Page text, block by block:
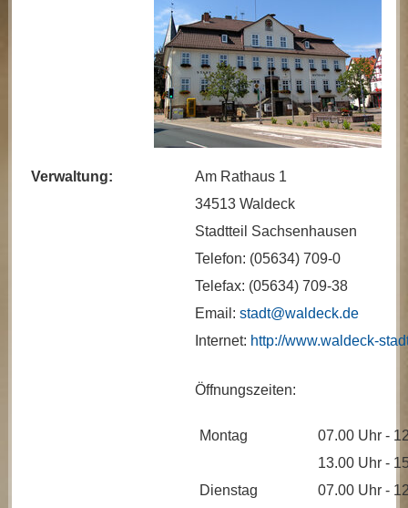
Verwaltung:
Am Rathaus 1
34513 Waldeck
Stadtteil Sachsenhausen
Telefon: (05634) 709-0
Telefax: (05634) 709-38
Email: stadt@waldeck.de
Internet: http://www.waldeck-
Öffnungszeiten:
Montag
07.00 Uhr -
13.00 Uhr -
Dienstag
07.00 Uhr -